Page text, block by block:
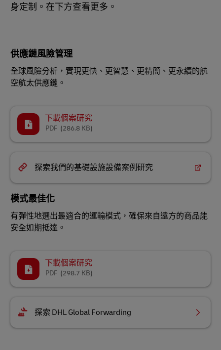
身定制。在下方查看更多。
供應鏈風險管理
全球風險分析，實現更快、更智慧、更精簡、更永續的航
空航太供應鏈。
下載個案研究
(286.8 KB)
PDF
探索我們的基礎設施設備案例研究
模式最佳化
有彈性地選出最適合的運輸模式，確保來自遠方的商品能
安全如期抵達。
下載個案研究
(298.7 KB)
PDF
探索 DHL Global Forwarding